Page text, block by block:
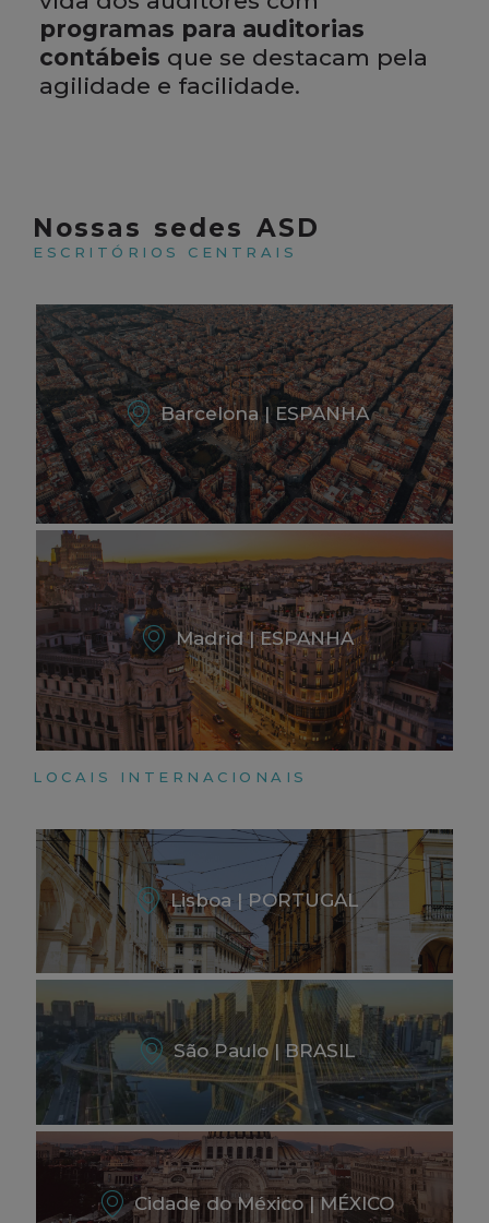
programas para auditorias
contábeis que se destacam pela
agilidade e facilidade.
Nossas sedes ASD
ESCRITÓRIOS CENTRAIS
Barcelona | ESPANHA
Madrid | ESPANHA
LOCAIS INTERNACIONAIS
Lisboa | PORTUGAL
São Paulo | BRASIL
Cidade do México | MÉXICO